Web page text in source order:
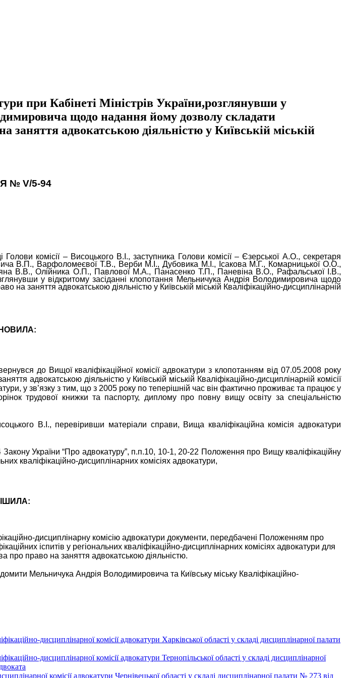
при Кабінеті Міністрів України,розглянувши у
щодо надання йому дозволу складати
заняття адвокатською діяльністю у Київській міській
№ V/5-94
комісії – Висоцького В.І., заступника Голови комісії – Єзерської А.О., секретаря
В.П., Варфоломеєвої Т.В., Верби М.І., Дубовика М.І., Ісакова М.Г., Комарницької О.О.,
В.В., Олійника О.П., Павлової М.А., Панасенко Т.П., Паневіна В.О., Рафальської І.В.,
у відкритому засіданні клопотання Мельничука Андрія Володимировича щодо
заняття адвокатською діяльністю у Київській міській Кваліфікаційно-дисциплінарній
до Вищої кваліфікаційної комісії адвокатури з клопотанням від 07.05.2008 року
адвокатською діяльністю у Київській міській Кваліфікаційно-дисциплінарній комісії
у зв’язку з тим, що з 2005 року по теперішній час він фактично проживає та працює у
трудової книжки та паспорту, диплому про повну вищу освіту за спеціальністю
В.І., перевіривши матеріали справи, Вища кваліфікаційна комісія адвокатури
України “Про адвокатуру”, п.п.10, 10-1, 20-22 Положення про Вищу кваліфікаційну
кваліфікаційно-дисциплінарних комісіях адвокатури,
дисциплінарну комісію адвокатури документи, передбачені Положенням про
іспитів у регіональних кваліфікаційно-дисциплінарних комісіях адвокатури для
про право на заняття адвокатською діяльністю.
Мельничука Андрія Володимировича та Київську міську Кваліфікаційно-
дисциплінарної комісії адвокатури Харківської області у складі дисциплінарної палати
дисциплінарної комісії адвокатури Тернопільської області у складі дисциплінарної
комісії адвокатури Чернівецької області у складі дисциплінарної палати № 273 від